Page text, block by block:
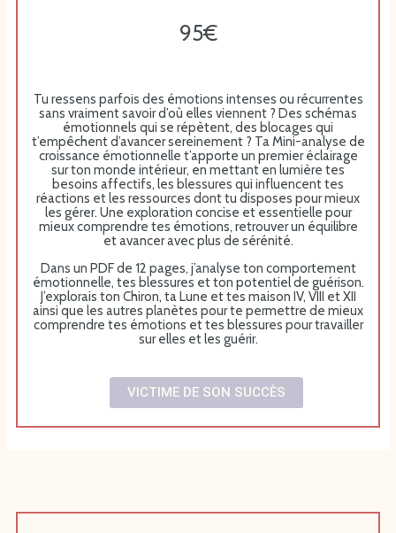
95€
Tu ressens parfois des émotions intenses ou récurrentes
sans vraiment savoir d’où elles viennent ? Des schémas
émotionnels qui se répètent, des blocages qui
t’empêchent d’avancer sereinement ? Ta Mini-analyse de
croissance émotionnelle t’apporte un premier éclairage
sur ton monde intérieur, en mettant en lumière tes
besoins affectifs, les blessures qui influencent tes
réactions et les ressources dont tu disposes pour mieux
les gérer. Une exploration concise et essentielle pour
mieux comprendre tes émotions, retrouver un équilibre
et avancer avec plus de sérénité.
Dans un PDF de 12 pages, j’analyse ton comportement
émotionnelle, tes blessures et ton potentiel de guérison.
J’explorais ton Chiron, ta Lune et tes maison IV, VIII et XII
ainsi que les autres planètes pour te permettre de mieux
comprendre tes émotions et tes blessures pour travailler
sur elles et les guérir.
VICTIME DE SON SUCCÈS